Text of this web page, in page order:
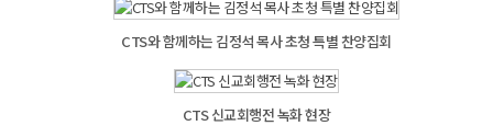
CTS와 함께하는 김정석 목사 초청 특별 찬양집회
CTS 신교회행전 녹화 현장